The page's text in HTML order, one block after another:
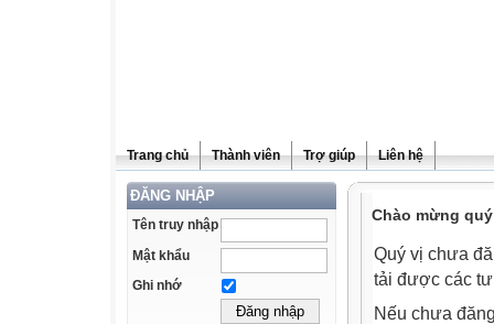
Trang chủ Thành viên Trợ giúp Liên hệ
ĐĂNG NHẬP
Tên truy nhập
Mật khẩu
Ghi nhớ
Chào mừng
Quý vị chưa
tải được các
Nếu chưa